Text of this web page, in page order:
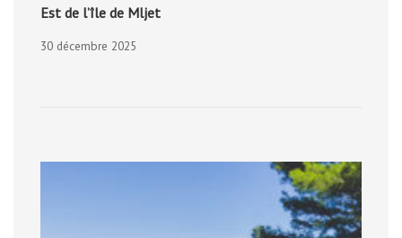
Est de l’île de Mljet
30 décembre 2025